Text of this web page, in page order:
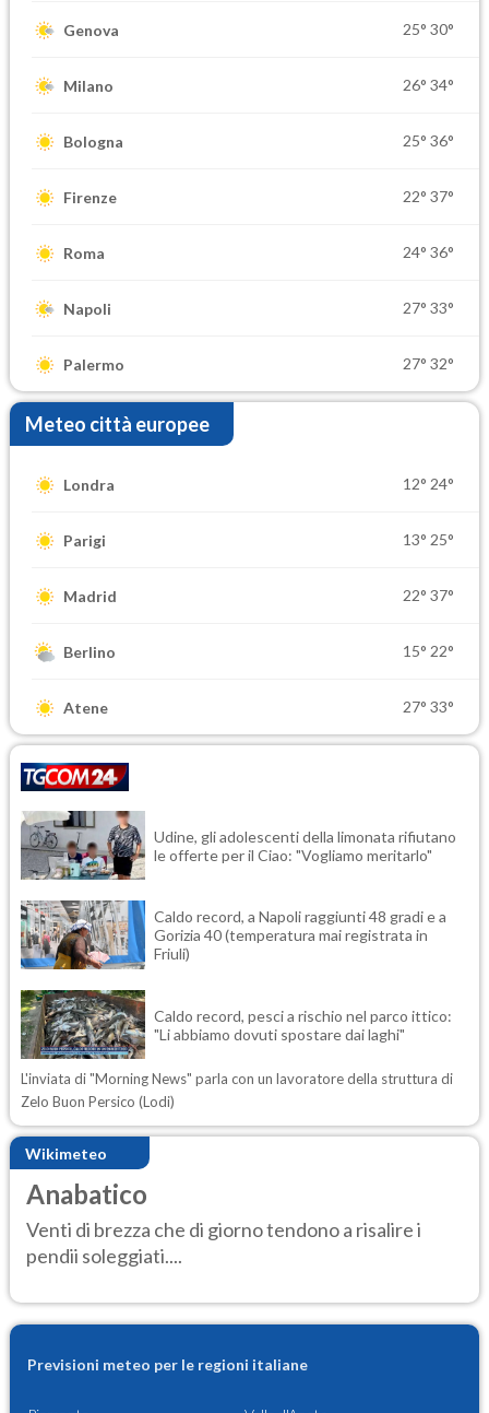
Genova 25° 30°
Milano 26° 34°
Bologna 25° 36°
Firenze 22° 37°
Roma 24° 36°
Napoli 27° 33°
Palermo 27° 32°
Meteo città europee
Londra 12° 24°
Parigi 13° 25°
Madrid 22° 37°
Berlino 15° 22°
Atene 27° 33°
Udine, gli adolescenti della limonata rifiutano
le offerte per il Ciao: "Vogliamo meritarlo"
Caldo record, a Napoli raggiunti 48 gradi e a
Gorizia 40 (temperatura mai registrata in
Friuli)
Caldo record, pesci a rischio nel parco ittico:
"Li abbiamo dovuti spostare dai laghi"
L'inviata di "Morning News" parla con un lavoratore della struttura di
Zelo Buon Persico (Lodi)
Wikimeteo
Anabatico
Venti di brezza che di giorno tendono a risalire i
pendii soleggiati....
Previsioni meteo per le regioni italiane